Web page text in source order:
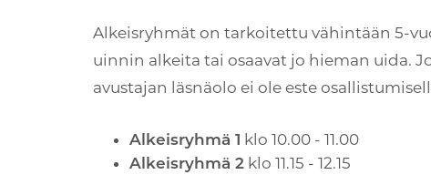
Alkeisryhmät on tarkoitettu vähintään 5-
uinnin alkeita tai osaavat jo hieman uida.
avustajan läsnäolo ei ole este
Alkeisryhmä 1 klo 10.00 - 11.00
Alkeisryhmä 2 klo 11.15 - 12.15